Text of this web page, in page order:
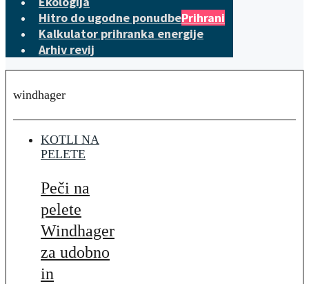
Hitro do ugodne ponudbePrihrani
Kalkulator prihranka energije
Arhiv revij
windhager
KOTLI NA
PELETE
Peči na
pelete
Windhager
za udobno
in